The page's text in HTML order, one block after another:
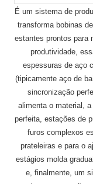
É um sistema de
transforma bobinas
estantes prontos para
produtividade,
espessuras de aço
(tipicamente aço de
sincronização
alimenta o material,
perfeita, estações de
furos complexos
prateleiras e para o
estágios molda
e, finalmente, um